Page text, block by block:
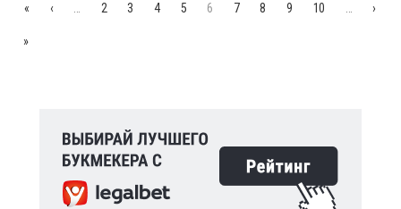
« ‹ 2 3 4 5 6 7 8 9 10 ›
»